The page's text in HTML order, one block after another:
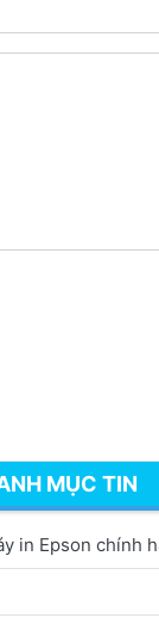
MỤC TIN
in Epson chính